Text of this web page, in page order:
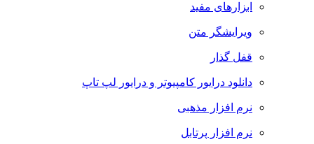
ابزارهای مفید
ویرایشگر متن
قفل گذار
دانلود درایور کامپیوتر و درایور لپ تاپ
نرم افزار مذهبی
نرم افزار پرتابل